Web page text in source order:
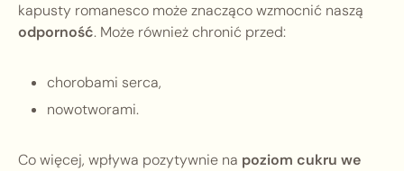
kapusty romanesco może znacząco wzmocnić naszą
odporność. Może również chronić przed:
chorobami serca,
nowotworami.
Co więcej, wpływa pozytywnie na poziom cukru we